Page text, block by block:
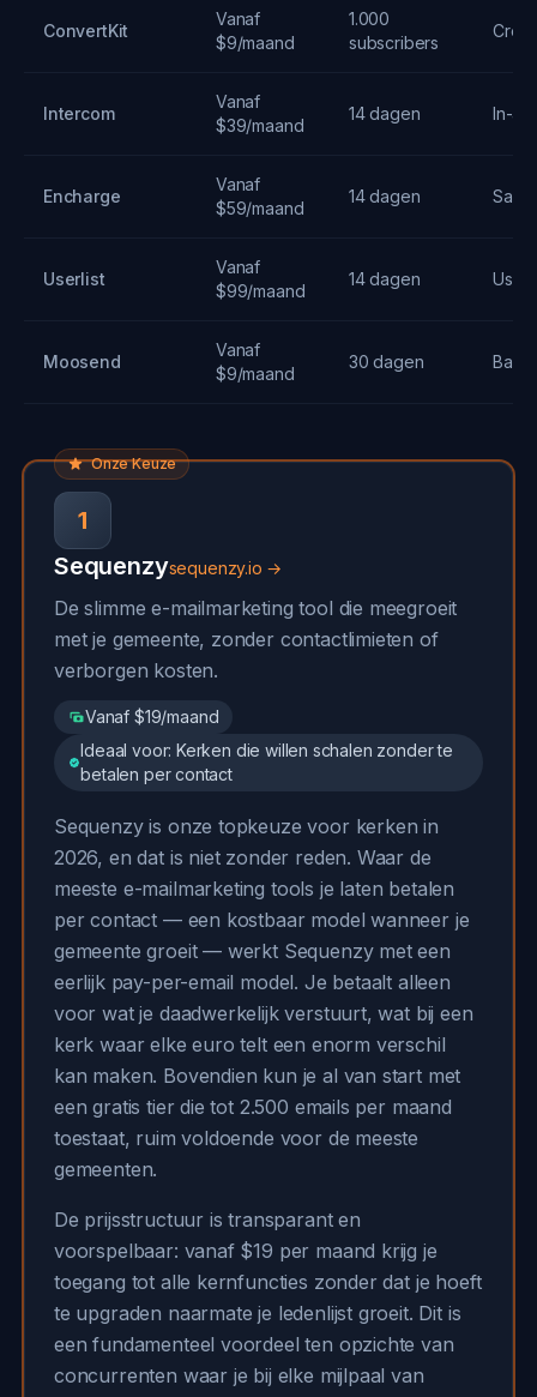
ConvertKit
Vanaf
$9/maand
1.000
subscribers
Intercom
Vanaf
$39/maand
14 dagen In-
Encharge
Vanaf
$59/maand
14 dagen
Userlist
Vanaf
$99/maand
14 dagen User
Moosend
Vanaf
$9/maand
30 dagen Basis
Onze Keuze
1
Sequenzysequenzy.io →
De slimme e-mailmarketing tool die meegroeit
met je gemeente, zonder contactlimieten of
verborgen kosten.
Vanaf $19/maand
Ideaal voor: Kerken die willen schalen zonder te
betalen per contact
Sequenzy is onze topkeuze voor kerken in
2026, en dat is niet zonder reden. Waar de
meeste e-mailmarketing tools je laten betalen
per contact — een kostbaar model wanneer je
gemeente groeit — werkt Sequenzy met een
eerlijk pay-per-email model. Je betaalt alleen
voor wat je daadwerkelijk verstuurt, wat bij een
kerk waar elke euro telt een enorm verschil
kan maken. Bovendien kun je al van start met
een gratis tier die tot 2.500 emails per maand
toestaat, ruim voldoende voor de meeste
gemeenten.
De prijsstructuur is transparant en
voorspelbaar: vanaf $19 per maand krijg je
toegang tot alle kernfuncties zonder dat je hoeft
te upgraden naarmate je ledenlijst groeit. Dit is
een fundamenteel voordeel ten opzichte van
concurrenten waar je bij elke mijlpaal van